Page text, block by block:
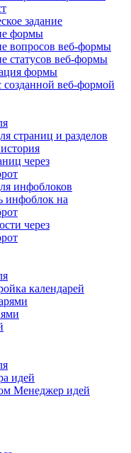
задание
формы
вопросов веб-формы
статусов веб-формы
формы
созданной веб-формой
страниц и разделов
через
инфоблоков
инфоблок на
через
календарей
идей
Менеджер идей